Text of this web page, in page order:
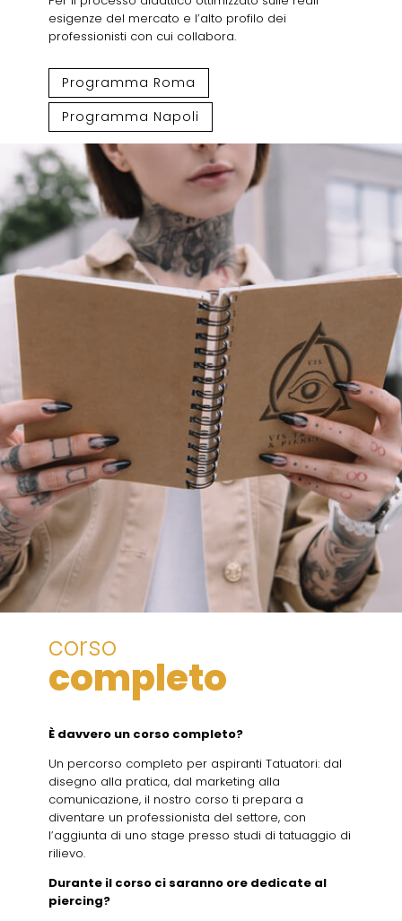
esigenze del mercato e l’alto profilo dei
professionisti con cui collabora.
Programma Roma
Programma Napoli
corso
completo
È davvero un corso completo?
Un percorso completo per aspiranti Tatuatori: dal
disegno alla pratica, dal marketing alla
comunicazione, il nostro corso ti prepara a
diventare un professionista del settore, con
l’aggiunta di uno stage presso studi di tatuaggio di
rilievo.
Durante il corso ci saranno ore dedicate al
piercing?